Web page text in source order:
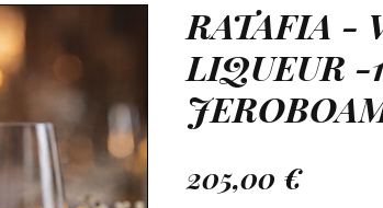
RATAFIA -
LIQUEUR -
205,00 €Preis